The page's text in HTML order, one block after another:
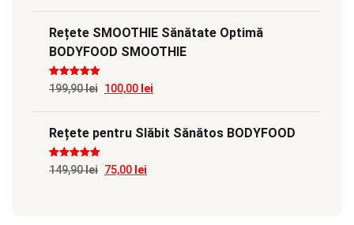
inițial
a
fost:
curent
este:
450,00 lei.
Rețete SMOOTHIE Sănătate Optimă
BODYFOOD SMOOTHIE
Evaluat la5
din 5
199,90lei Prețul
inițial
a
199,90 lei.
100,00 lei
curent
este:
Rețete pentru Slăbit Sănătos BODYFOOD
Evaluat la5
din 5
149,90lei Prețul
75,00 lei